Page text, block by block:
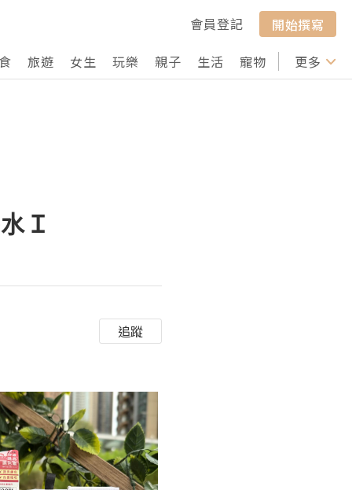
會員登記
開始撰寫
旅遊 女生 玩樂 親子 生活 寵物 行山 打卡
更多
Ｉ
追蹤